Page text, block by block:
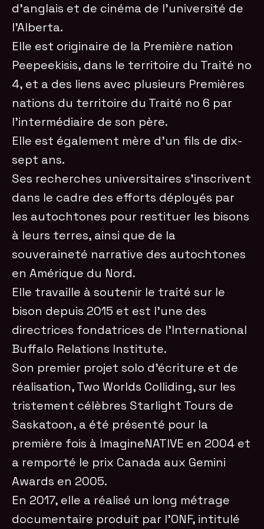
d’anglais et de cinéma de l’université de
l’Alberta.
Elle est originaire de la Première nation
Peepeekisis, dans le territoire du Traité no
4, et a des liens avec plusieurs Premières
nations du territoire du Traité no 6 par
l’intermédiaire de son père.
Elle est également mère d’un fils de dix-
sept ans.
Ses recherches universitaires s’inscrivent
dans le cadre des efforts déployés par
les autochtones pour restituer les bisons
à leurs terres, ainsi que de la
souveraineté narrative des autochtones
en Amérique du Nord.
Elle travaille à soutenir le traité sur le
bison depuis 2015 et est l’une des
directrices fondatrices de l’International
Buffalo Relations Institute.
Son premier projet solo d’écriture et de
réalisation, Two Worlds Colliding, sur les
tristement célèbres Starlight Tours de
Saskatoon, a été présenté pour la
première fois à ImagineNATIVE en 2004 et
a remporté le prix Canada aux Gemini
Awards en 2005.
En 2017, elle a réalisé un long métrage
documentaire produit par l’ONF, intitulé